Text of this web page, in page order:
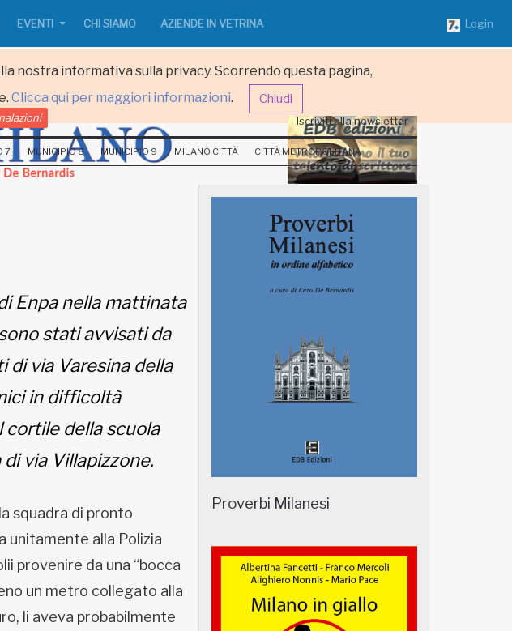
nostra informativa sulla privacy. Scorrendo questa pagina,
Clicca qui per maggiori informazioni. Chiudi
EVENTI CHI SIAMO AZIENDE IN VETRINA Login
Iscriviti alla newsletter
7 MUNICIPIO 8 MUNICIPIO 9 MILANO CITTÀ CITTÀ METROPOLITANA
Enpa nella mattinata
stati avvisati da
di via Varesina della
in difficoltà
cortile della scuola
via Villapizzone.
squadra di pronto
unitamente alla Polizia
provenire da una “bocca
un metro collegato alla
li aveva probabilmente
Proverbi Milanesi